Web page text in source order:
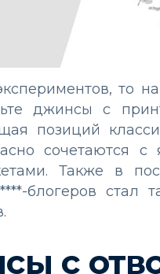
то
джинсы с
позиций
сочетаются
Также в
блогеров стал
с